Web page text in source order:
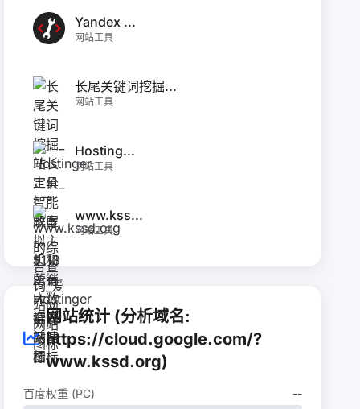
Yandex ...
网站工具
长尾关键词挖掘...
网站工具
Hosting...
网站工具
www.kss...
网站工具
网站统计 (分析域名:
https://cloud.google.com/?
www.kssd.org)
百度权重 (PC) --